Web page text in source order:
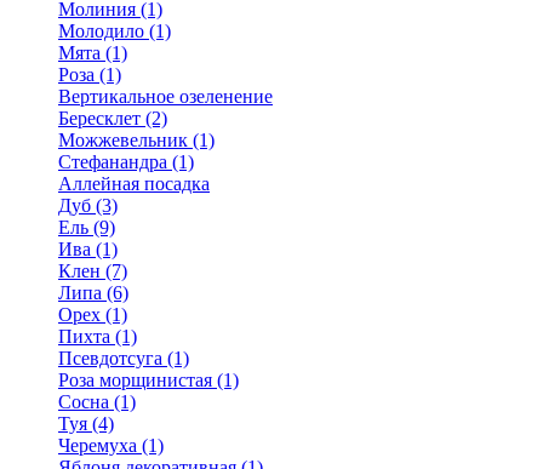
Молиния (1)
Молодило (1)
Мята (1)
Роза (1)
Вертикальное озеленение
Бересклет (2)
Можжевельник (1)
Стефанандра (1)
Аллейная посадка
Дуб (3)
Ель (9)
Ива (1)
Клен (7)
Липа (6)
Орех (1)
Пихта (1)
Псевдотсуга (1)
Роза морщинистая (1)
Сосна (1)
Туя (4)
Черемуха (1)